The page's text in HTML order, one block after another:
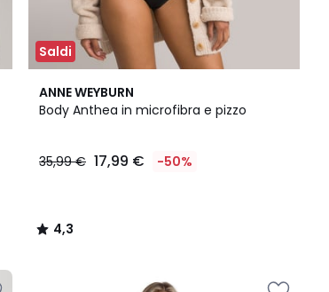
Saldi
ANNE WEYBURN
Body Anthea in microfibra e pizzo
35,99 € 17,99 € -50%
4,3
/ 5
4,3
/